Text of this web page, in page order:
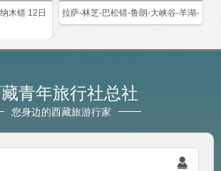
木错 12日
拉萨-林芝-巴松错-鲁朗-大峡谷-羊湖-
青年旅行社总社
您身边的西藏旅游行家
